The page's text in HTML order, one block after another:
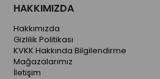
HAKKIMIZDA
Hakkımızda
Gizlilik Politikası
KVKK Hakkında Bilgilendirme
Mağazalarımız
İletişim